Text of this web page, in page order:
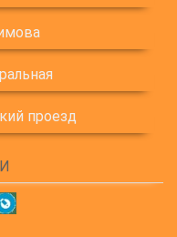
проезд